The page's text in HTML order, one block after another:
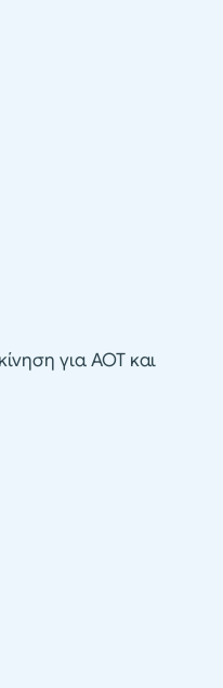
για ΑΟΤ και